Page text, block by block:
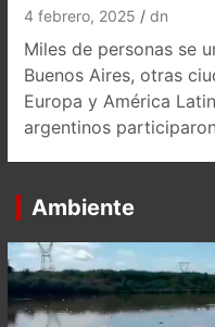
4 febrero, 2025 dn
Miles de personas se
Buenos Aires, otras
Europa y América
argentinos
Ambiente